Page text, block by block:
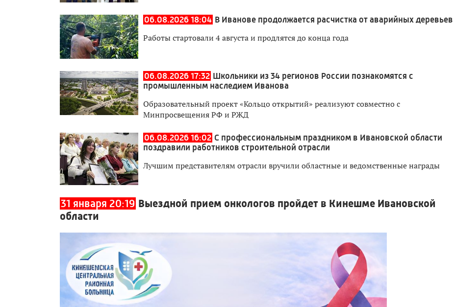
06.08.2026 18:04 В Иванове продолжается расчистка от аварийных деревьев
Работы стартовали 4 августа и продлятся до конца года
06.08.2026 17:32 Школьники из 34 регионов России познакомятся с
промышленным наследием Иванова
Образовательный проект «Кольцо открытий» реализуют совместно с
Минпросвещения РФ и РЖД
06.08.2026 16:02 С профессиональным праздником в Ивановской области
поздравили работников строительной отрасли
Лучшим представителям отрасли вручили областные и ведомственные награды
31 января 20:19 Выездной прием онкологов пройдет в Кинешме Ивановской
области